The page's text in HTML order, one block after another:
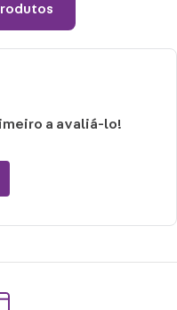
/ 20 / 21
Poliéster)
(sem vapor).
máquina
a avaliá-lo!